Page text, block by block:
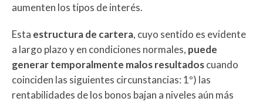
aumenten los tipos de interés.
Esta estructura de cartera, cuyo sentido es evidente
a largo plazo y en condiciones normales, puede
generar temporalmente malos resultadoscuando
coinciden las siguientes circunstancias: 1º) las
rentabilidades de los bonos bajan a niveles aún más